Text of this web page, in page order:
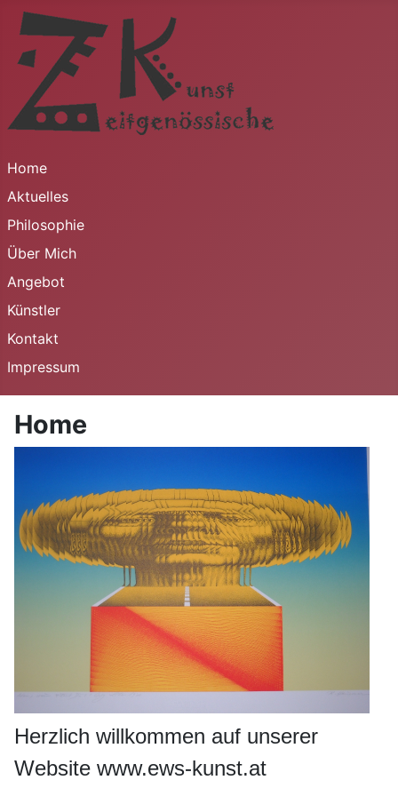
Home
Aktuelles
Philosophie
Über Mich
Angebot
Künstler
Kontakt
Impressum
Home
Herzlich willkommen auf unserer
Website www.ews-kunst.at